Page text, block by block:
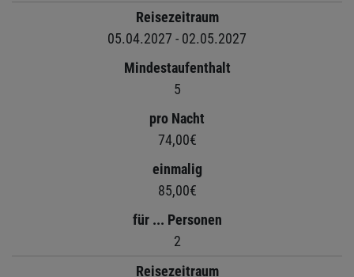
Reisezeitraum
05.04.2027 - 02.05.2027
Mindestaufenthalt
5
pro Nacht
74,00€
einmalig
85,00€
für ... Personen
2
Reisezeitraum